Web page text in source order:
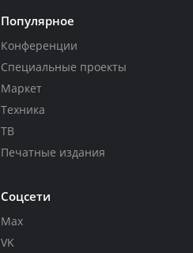
Популярное
Конференции
Специальные проекты
Маркет
Техника
ТВ
Печатные издания
Соцсети
Max
VK